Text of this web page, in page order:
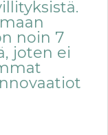
noin 7
joten ei